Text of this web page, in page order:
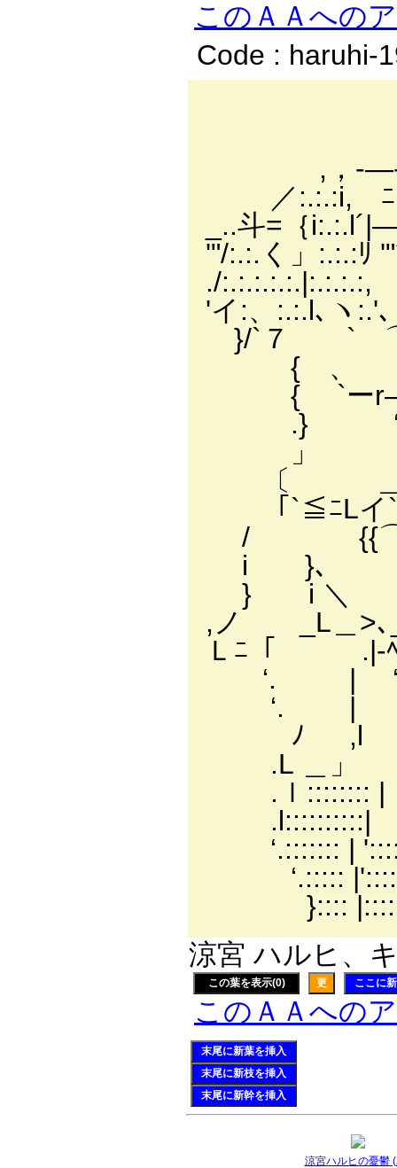
このＡＡへの
Code : haruhi-
,，-―-ミ ,
／:.:.:i, ﾆ＞
_..斗=｛
'"/:.:.く」
./
'イ:、:.:.l､
}/`７ `
{ 、
{ `ー
.} ‘.
」 ‘./
〔 ＿」ノ
「`≦ﾆLイ
/ {{⌒!:::/
i }、 〈
} i ＼ 〈^
,ノ _L＿>
Ｌﾆ「 .|-
‘. | ‘､/
‘. |
ﾉ ,l
.L ＿」
.ｌ:::::::: |
.l::::::::::|
‘.::::::: |
‘.:::::
}::::
涼宮 ハルヒ、
この葉を表示(0) 更 ここに
このＡＡへの
末尾に新葉を挿入
末尾に新枝を挿入
末尾に新幹を挿入
涼宮ハルヒの憂鬱